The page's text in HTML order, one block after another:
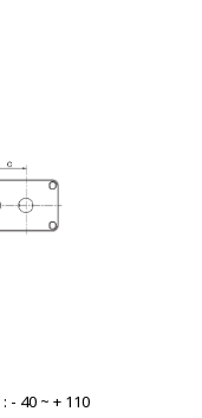
- 40 ~ + 110